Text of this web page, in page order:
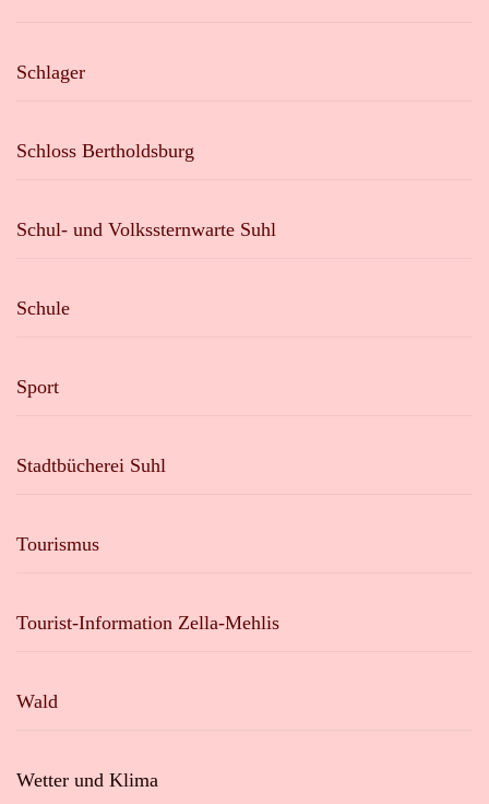
Schlager
Schloss Bertholdsburg
Schul- und Volkssternwarte Suhl
Schule
Sport
Stadtbücherei Suhl
Tourismus
Tourist-Information Zella-Mehlis
Wald
Wetter und Klima